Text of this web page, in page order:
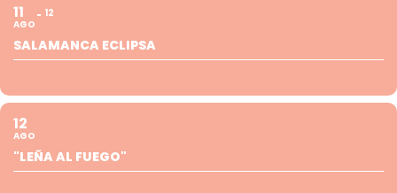
11
AGO
12
SALAMANCA ECLIPSA
12
AGO
"LEÑA AL FUEGO"